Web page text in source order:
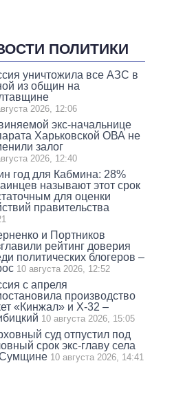
ПОЛИТИКИ
уничтожила все АЗС в
из общин на
2026, 12:06
экс-начальнице
Харьковской ОВА не
залог
2026, 12:40
год для Кабмина: 28%
называют этот срок
для оценки
правительства
и Портников
рейтинг доверия
политических блогеров –
10 августа 2026, 12:52
с апреля
производство
«Кинжал» и Х-32 –
10 августа 2026, 15:05
суд отпустил под
срок экс-главу села
10 августа 2026, 14:41